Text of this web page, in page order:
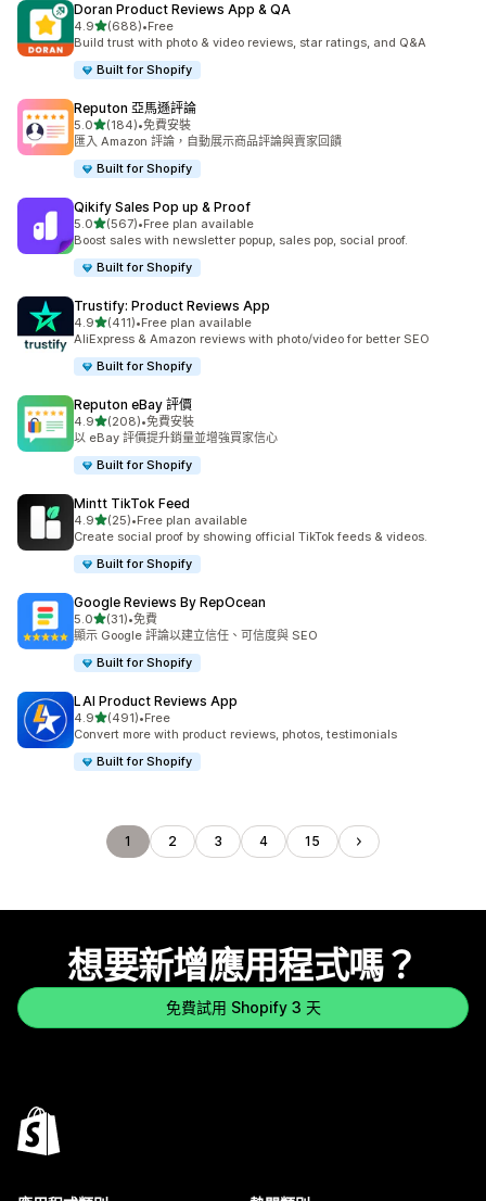
Doran Product Reviews App & QA
4.9滿分 5 顆星
(688)
共有 688 則評價
•Free
Build trust with photo & video reviews, star ratings, and Q&A
Built for Shopify
Reputon 亞馬遜評論
5.0滿分 5 顆星
(184)
共有 184 則評價
•免費安裝
匯入 Amazon 評論，自動展示商品評論與賣家回饋
Built for Shopify
Qikify Sales Pop up & Proof
5.0滿分 5 顆星
(567)
共有 567 則評價
•Free plan available
Boost sales with newsletter popup, sales pop, social proof.
Built for Shopify
Trustify: Product Reviews App
4.9滿分 5 顆星
(411)
共有 411 則評價
•Free plan available
AliExpress & Amazon reviews with photo/video for better SEO
Built for Shopify
Reputon eBay 評價
4.9滿分 5 顆星
(208)
共有 208 則評價
•免費安裝
以 eBay 評價提升銷量並增強買家信心
Built for Shopify
Mintt TikTok Feed
4.9滿分 5 顆星
(25)
共有 25 則評價
•Free plan available
Create social proof by showing official TikTok feeds & videos.
Built for Shopify
Google Reviews By RepOcean
5.0滿分 5 顆星
(31)
共有 31 則評價
•免費
顯示 Google 評論以建立信任、可信度與 SEO
Built for Shopify
LAI Product Reviews App
4.9滿分 5 顆星
(491)
共有 491 則評價
•Free
Convert more with product reviews, photos, testimonials
Built for Shopify
1 2 3 4 15
想要新增應用程式嗎？
免費試用 Shopify 3 天